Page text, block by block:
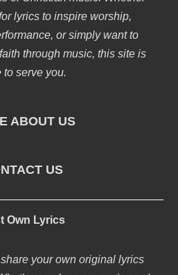
lyrics to inspire worship,
or simply want to
through music, this site is
to serve you.
ABOUT US
US
Own Lyrics
your own original lyrics